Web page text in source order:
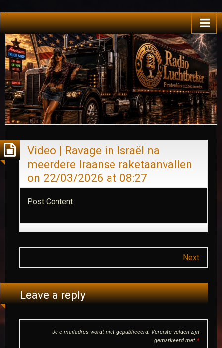
Video | Ravage in Israël na
meerdere Iraanse raketaanvallen​
on 22/03/2026 at 08:27
Post Content​
Next
Leave a reply
Je e-mailadres wordt niet gepubliceerd. Vereiste velden zijn
gemarkeerd met *